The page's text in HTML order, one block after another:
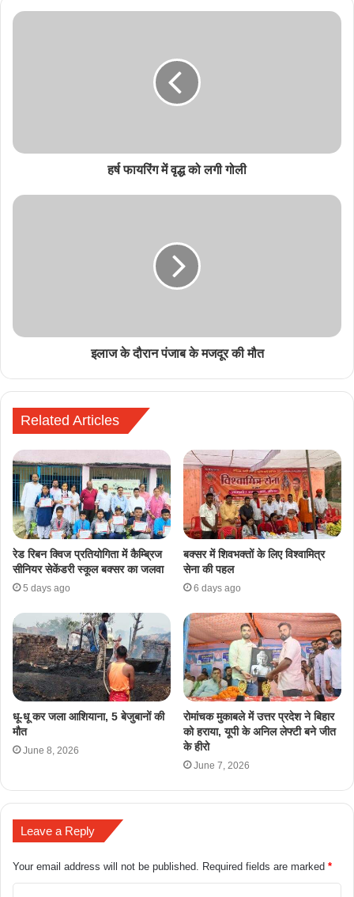
हर्ष फायरिंग में वृद्ध को लगी गोली
इलाज के दौरान पंजाब के मजदूर की मौत
Related Articles
रेड रिबन क्विज प्रतियोगिता में कैम्ब्रिज
सीनियर सेकेंडरी स्कूल बक्सर का जलवा
5 days ago
​बक्सर में शिवभक्तों के लिए विश्वामित्र
सेना की पहल
6 days ago
धू-धू कर जला आशियाना, 5 बेजुबानों की
मौत
June 8, 2026
रोमांचक मुकाबले में उत्तर प्रदेश ने बिहार
को हराया, यूपी के अनिल लेफ्टी बने जीत
के हीरो
June 7, 2026
Leave a Reply
Your email address will not be published. Required fields are marked *